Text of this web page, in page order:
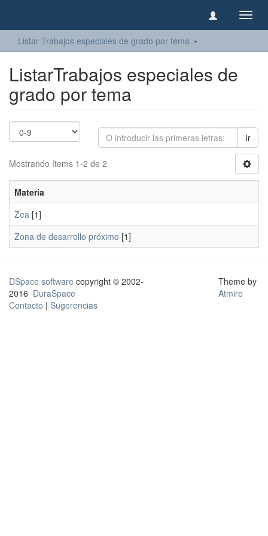
Listar Trabajos especiales de grado por tema
ListarTrabajos especiales de
grado por tema
Ir
Mostrando ítems 1-2 de 2
Materia
Zea [1]
Zona de desarrollo próximo [1]
DSpace software copyright © 2002-
2016 DuraSpace
Contacto | Sugerencias
Theme by
Atmire